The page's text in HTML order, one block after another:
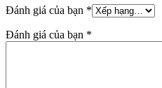
Đánh giá của bạn *
Đánh giá của bạn *